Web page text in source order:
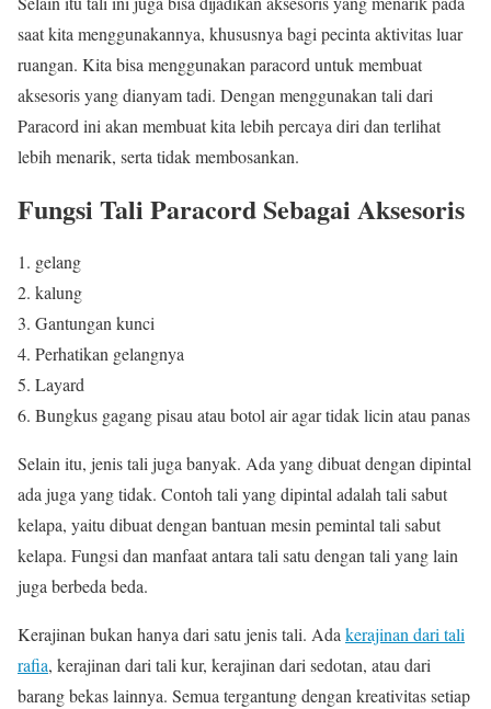
saat kita menggunakannya, khususnya bagi pecinta aktivitas luar
ruangan. Kita bisa menggunakan paracord untuk membuat
aksesoris yang dianyam tadi. Dengan menggunakan tali dari
Paracord ini akan membuat kita lebih percaya diri dan terlihat
lebih menarik, serta tidak membosankan.
Fungsi Tali Paracord Sebagai Aksesoris
1. gelang
2. kalung
3. Gantungan kunci
4. Perhatikan gelangnya
5. Layard
6. Bungkus gagang pisau atau botol air agar tidak licin atau panas
Selain itu, jenis tali juga banyak. Ada yang dibuat dengan dipintal
ada juga yang tidak. Contoh tali yang dipintal adalah tali sabut
kelapa, yaitu dibuat dengan bantuan mesin pemintal tali sabut
kelapa. Fungsi dan manfaat antara tali satu dengan tali yang lain
juga berbeda beda.
Kerajinan bukan hanya dari satu jenis tali. Adakerajinan dari tali
rafia, kerajinan dari tali kur, kerajinan dari sedotan, atau dari
barang bekas lainnya. Semua tergantung dengan kreativitas setiap